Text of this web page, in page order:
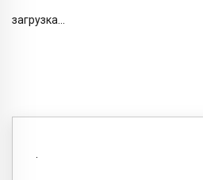
загрузка...